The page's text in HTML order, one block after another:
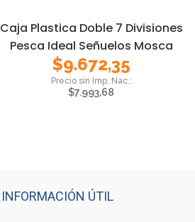
Caja Plastica Doble 7 Divisiones
Pesca Ideal Señuelos Mosca
$9.672,35
$7.993,68
INFORMACIÓN ÚTIL